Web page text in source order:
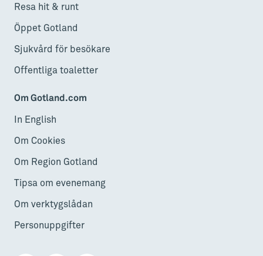
Resa hit & runt
Öppet Gotland
Sjukvård för besökare
Offentliga toaletter
Om Gotland.com
In English
Om Cookies
Om Region Gotland
Tipsa om evenemang
Om verktygslådan
Personuppgifter